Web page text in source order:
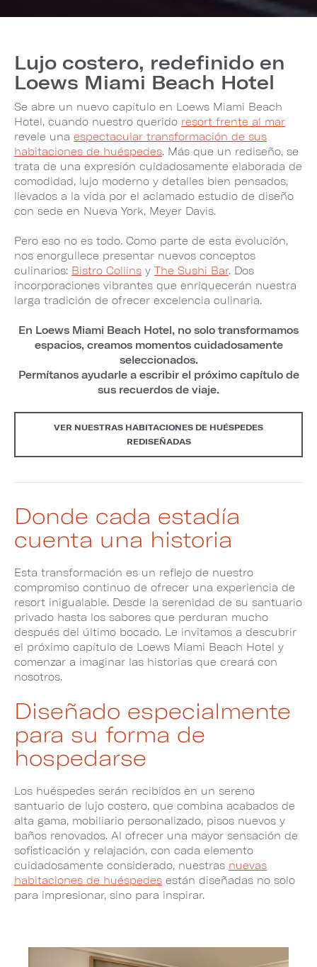
Lujo costero, redefinido en
Loews Miami Beach Hotel
Se abre un nuevo capítulo en Loews Miami Beach
Hotel, cuando nuestro querido resort frente al mar
revele una espectacular transformación de sus
habitaciones de huéspedes. Más que un rediseño, se
trata de una expresión cuidadosamente elaborada de
comodidad, lujo moderno y detalles bien pensados,
llevados a la vida por el aclamado estudio de diseño
con sede en Nueva York, Meyer Davis.
Pero eso no es todo. Como parte de esta evolución,
nos enorgullece presentar nuevos conceptos
culinarios: Bistro Collins y The Sushi Bar. Dos
incorporaciones vibrantes que enriquecerán nuestra
larga tradición de ofrecer excelencia culinaria.
En Loews Miami Beach Hotel, no solo transformamos
espacios, creamos momentos cuidadosamente
seleccionados.
Permítanos ayudarle a escribir el próximo capítulo de
sus recuerdos de viaje.
VER NUESTRAS HABITACIONES DE HUÉSPEDES
REDISEÑADAS
Donde cada estadía
cuenta una historia
Esta transformación es un reflejo de nuestro
compromiso continuo de ofrecer una experiencia de
resort inigualable. Desde la serenidad de su santuario
privado hasta los sabores que perduran mucho
después del último bocado. Le invitamos a descubrir
el próximo capítulo de Loews Miami Beach Hotel y
comenzar a imaginar las historias que creará con
nosotros.
Diseñado especialmente
para su forma de
hospedarse
Los huéspedes serán recibidos en un sereno
santuario de lujo costero, que combina acabados de
alta gama, mobiliario personalizado, pisos nuevos y
baños renovados. Al ofrecer una mayor sensación de
sofisticación y relajación, con cada elemento
cuidadosamente considerado, nuestras nuevas
habitaciones de huéspedes están diseñadas no solo
para impresionar, sino para inspirar.